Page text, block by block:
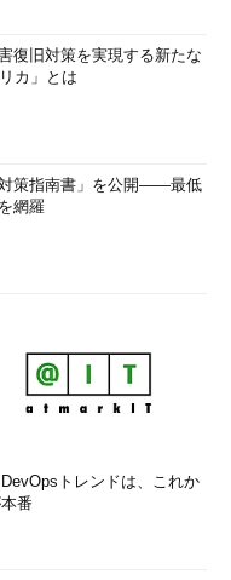
復旧対策を実現する新たな
カ」とは
策指南書」を公開――最低
網羅
DevOpsトレンドは、これか
番